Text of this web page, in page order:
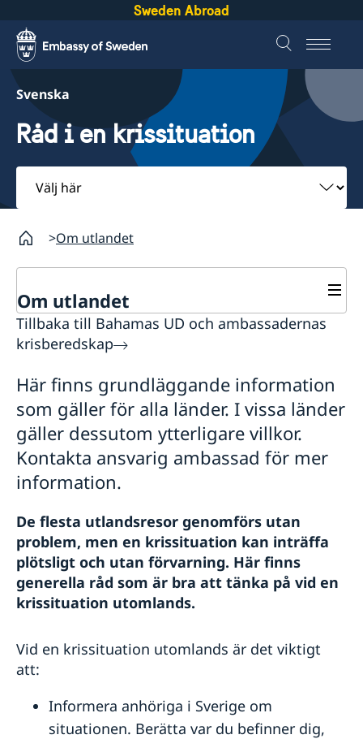
Sweden Abroad
Svenska
Råd i en krissituation
Välj
här
Om utlandet
Om utlandet
Service för svenska företag
Svenska företag i utlandet
Tillbaka till Bahamas UD och ambassadernas
krisberedskap
Här finns grundläggande information
som gäller för alla länder. I vissa länder
gäller dessutom ytterligare villkor.
Kontakta ansvarig ambassad för mer
information.
De flesta utlandsresor genomförs utan
problem, men en krissituation kan inträffa
plötsligt och utan förvarning. Här finns
generella råd som är bra att tänka på vid en
krissituation utomlands.
Vid en krissituation utomlands är det viktigt
att:
Informera anhöriga i Sverige om
situationen. Berätta var du befinner dig,